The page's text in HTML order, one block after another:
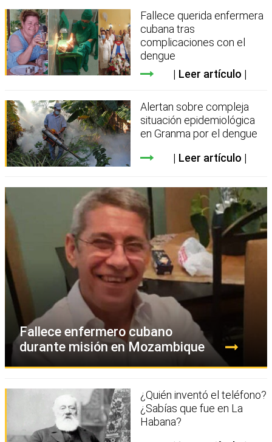
Fallece querida enfermera
cubana tras
complicaciones con el
dengue
Leer artículo
Alertan sobre compleja
situación epidemiológica
en Granma por el dengue
Leer artículo
Fallece enfermero cubano
durante misión en Mozambique
¿Quién inventó el teléfono?
¿Sabías que fue en La
Habana?